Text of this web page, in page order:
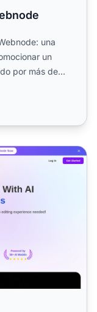
una
un
por más de